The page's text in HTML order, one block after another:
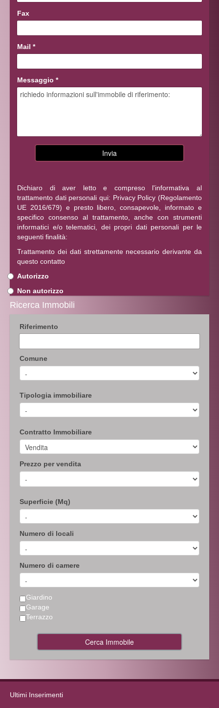
Fax
Mail *
Messaggio *
Dichiaro di aver letto e compreso l'informativa al
trattamento dati personali qui: Privacy Policy (Regolamento
UE 2016/679) e presto libero, consapevole, informato e
specifico consenso al trattamento, anche con strumenti
informatici e/o telematici, dei propri dati personali per le
seguenti finalità:
Trattamento dei dati strettamente necessario derivante da
questo contatto
Autorizzo
Non autorizzo
Ricerca Immobili
Riferimento
Comune
Tipologia immobiliare
Contratto Immobiliare
Prezzo per vendita
Superficie (Mq)
Numero di locali
Numero di camere
Giardino
Garage
Terrazzo
Cerca Immobile
Ultimi Inserimenti